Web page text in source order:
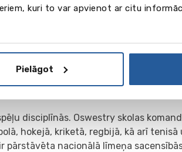
kuri to var apvienot ar citu
Pielāgot
disciplīnās. Oswestry skolas
hokejā, kriketā, regbijā, kā arī
pārstāvēta nacionālā līmeņa